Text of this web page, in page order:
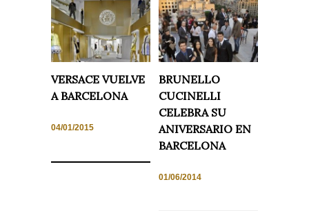
VERSACE VUELVE
A BARCELONA
04/01/2015
BRUNELLO
CUCINELLI
CELEBRA SU
ANIVERSARIO EN
BARCELONA
01/06/2014
Estadísticas
cookies no
opcionales.
para que
web. Para
mejorar la
de la web, en